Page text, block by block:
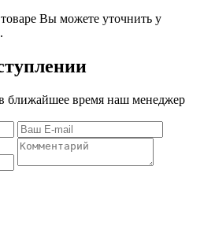
Вы можете уточнить у
ближайшее время наш менеджер